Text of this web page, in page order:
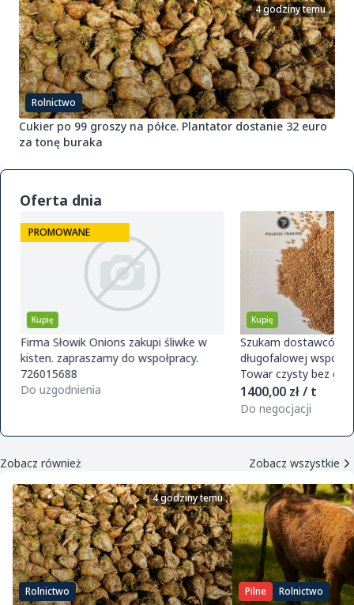
Rolnictwo
4 godziny temu
Cukier po 99 groszy na półce. Plantator dostanie 32 euro
za tonę buraka
Oferta dnia
Kupię
PROMOWANE
Firma Słowik Onions zakupi śliwke w
kisten. zapraszamy do wspołpracy.
726015688
Do uzgodnienia
Kupię
Szukam dostawców
długofalowej
Towar czysty bez
magazynu w Polsce.
zamówie
1400,00 zł / t
Do negocjacji
Zobacz również Zobacz wszystkie
Rolnictwo
4 godziny temu
Pilne Rolnictwo